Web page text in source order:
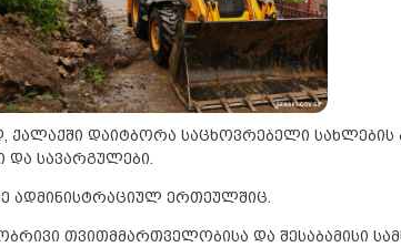
ქალაქში დაიტბორა საცხოვრებელი
და სავარგულები.
ადმინისტრაციულ ერთეულშიც.
თვითმმართველობისა და შესაბამისი